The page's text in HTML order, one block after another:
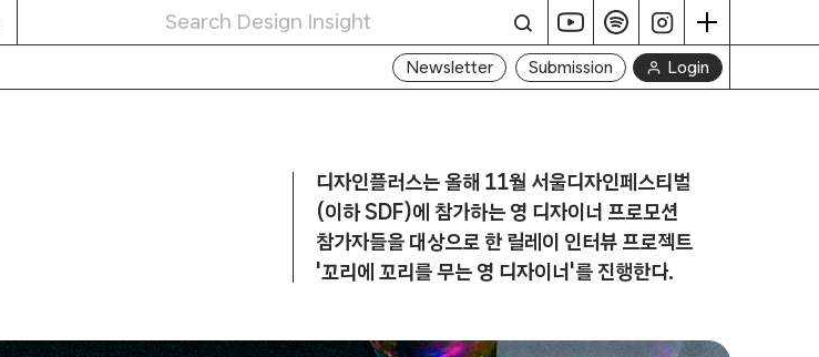
Newsletter Submission Login
디자인플러스는 올해 11월 서울디자인페스티벌
(이하 SDF)에 참가하는 영 디자이너 프로모션
참가자들을 대상으로 한 릴레이 인터뷰 프로젝트
'꼬리에 꼬리를 무는 영 디자이너'를 진행한다.